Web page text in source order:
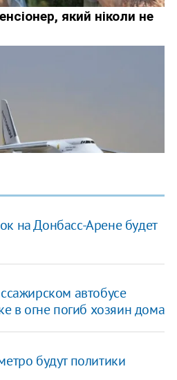
на Донбасс-Арене будет
автобусе
в огне погиб хозяин дома
будут политики